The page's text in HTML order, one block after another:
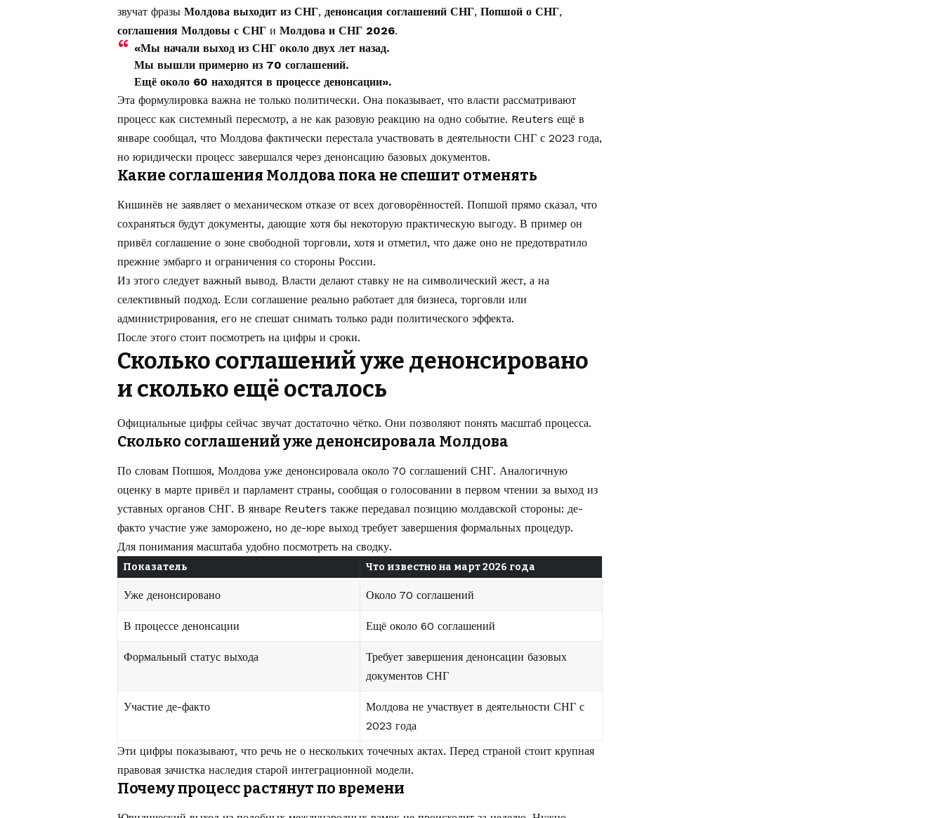
звучат фразы Молдова выходит из СНГ, денонсация соглашений СНГ, Попшой о СНГ,
соглашения Молдовы с СНГ и Молдова и СНГ 2026.
«Мы начали выход из СНГ около двух лет назад.
Мы вышли примерно из 70 соглашений.
Ещё около 60 находятся в процессе денонсации».
Эта формулировка важна не только политически. Она показывает, что власти рассматривают
процесс как системный пересмотр, а не как разовую реакцию на одно событие. Reuters ещё в
январе сообщал, что Молдова фактически перестала участвовать в деятельности СНГ с 2023 года,
но юридически процесс завершался через денонсацию базовых документов.
Какие соглашения Молдова пока не спешит отменять
Кишинёв не заявляет о механическом отказе от всех договорённостей. Попшой прямо сказал, что
сохраняться будут документы, дающие хотя бы некоторую практическую выгоду. В пример он
привёл соглашение о зоне свободной торговли, хотя и отметил, что даже оно не предотвратило
прежние эмбарго и ограничения со стороны России.
Из этого следует важный вывод. Власти делают ставку не на символический жест, а на
селективный подход. Если соглашение реально работает для бизнеса, торговли или
администрирования, его не спешат снимать только ради политического эффекта.
После этого стоит посмотреть на цифры и сроки.
Сколько соглашений уже денонсировано
и сколько ещё осталось
Официальные цифры сейчас звучат достаточно чётко. Они позволяют понять масштаб процесса.
Сколько соглашений уже денонсировала Молдова
По словам Попшоя, Молдова уже денонсировала около 70 соглашений СНГ. Аналогичную
оценку в марте привёл и парламент страны, сообщая о голосовании в первом чтении за выход из
уставных органов СНГ. В январе Reuters также передавал позицию молдавской стороны: де-
факто участие уже заморожено, но де-юре выход требует завершения формальных процедур.
Для понимания масштаба удобно посмотреть на сводку.
Показатель Что известно на март 2026 года
Уже денонсировано Около 70 соглашений
В процессе денонсации Ещё около 60 соглашений
Формальный статус выхода
Требует завершения денонсации базовых
документов СНГ
Участие де-факто
Молдова не участвует в деятельности СНГ с
2023 года
Эти цифры показывают, что речь не о нескольких точечных актах. Перед страной стоит крупная
правовая зачистка наследия старой интеграционной модели.
Почему процесс растянут по времени